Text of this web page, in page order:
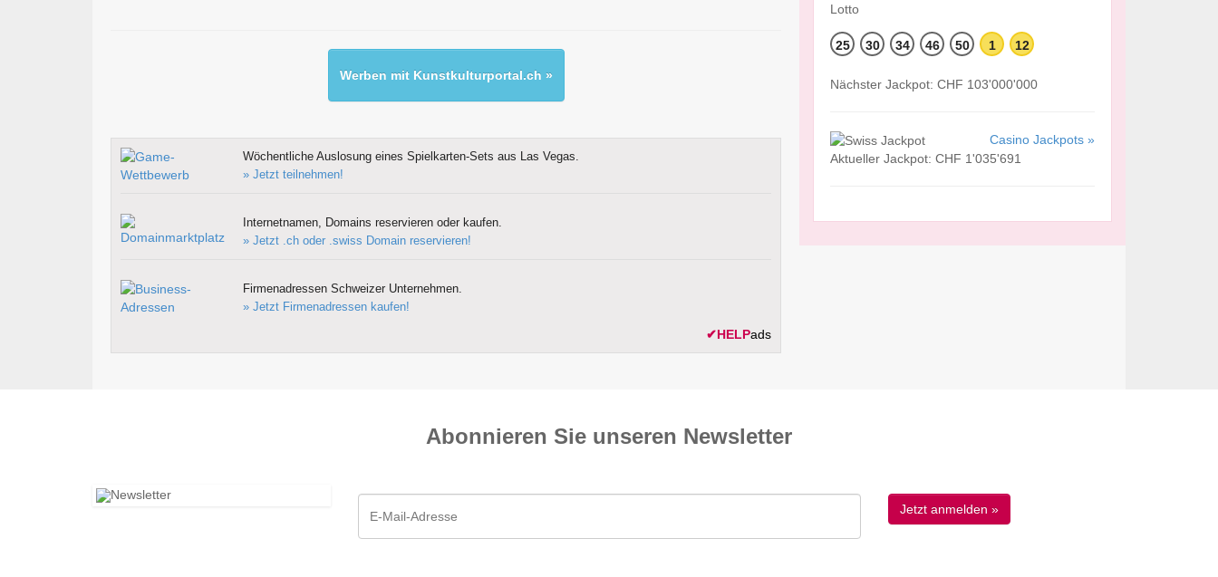
Werben mit Kunstkulturportal.ch »
Wöchentliche Auslosung eines Spielkarten-Sets aus Las Vegas.
» Jetzt teilnehmen!
Internetnamen, Domains reservieren oder kaufen.
» Jetzt .ch oder .swiss Domain reservieren!
Firmenadressen Schweizer Unternehmen.
» Jetzt Firmenadressen kaufen!
✔HELPads
25 30 34 46 50 1 12
Nächster Jackpot: CHF 103'000'000
Casino Jackpots »
Aktueller Jackpot: CHF 1'035'691
Abonnieren Sie unseren News­letter